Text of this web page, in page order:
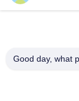
Good day, what